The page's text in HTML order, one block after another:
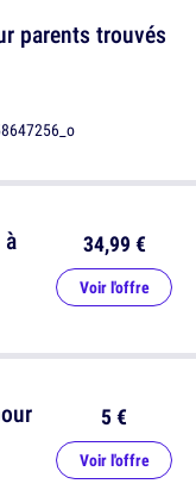
34,99 €
Voir l'offre
parents trouvés
5 €
Voir l'offre